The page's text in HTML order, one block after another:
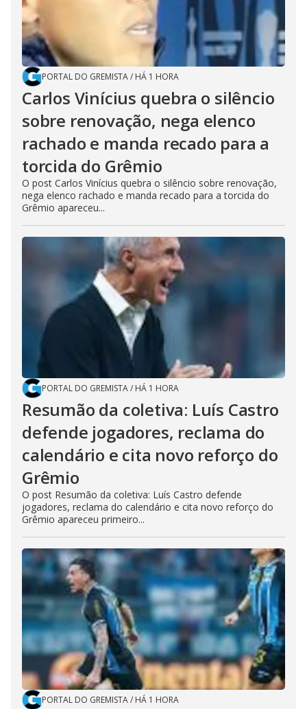
PORTAL DO GREMISTA/ HÁ 1 HORA
Carlos Vinícius quebra o silêncio
sobre renovação, nega elenco
rachado e manda recado para a
torcida do Grêmio
O post Carlos Vinícius quebra o silêncio sobre renovação,
nega elenco rachado e manda recado para a torcida do
Grêmio apareceu...
PORTAL DO GREMISTA/ HÁ 1 HORA
Resumão da coletiva: Luís Castro
defende jogadores, reclama do
calendário e cita novo reforço do
Grêmio
O post Resumão da coletiva: Luís Castro defende
jogadores, reclama do calendário e cita novo reforço do
Grêmio apareceu primeiro...
PORTAL DO GREMISTA/ HÁ 1 HORA